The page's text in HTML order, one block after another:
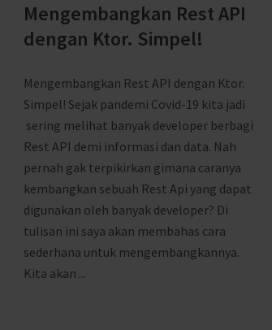
Mengembangkan Rest API
dengan Ktor. Simpel!
Mengembangkan Rest API dengan Ktor.
Simpel! Sejak pandemi Covid-19 kita jadi
sering melihat banyak developer berbagi
Rest API demi informasi dan data. Nah
pernah gak terpikirkan gimana caranya
kembangkan sebuah Rest Api yang dapat
digunakan oleh banyak developer? Di
tulisan ini saya akan membahas cara
sederhana untuk mengembangkannya.
Kita akan ...